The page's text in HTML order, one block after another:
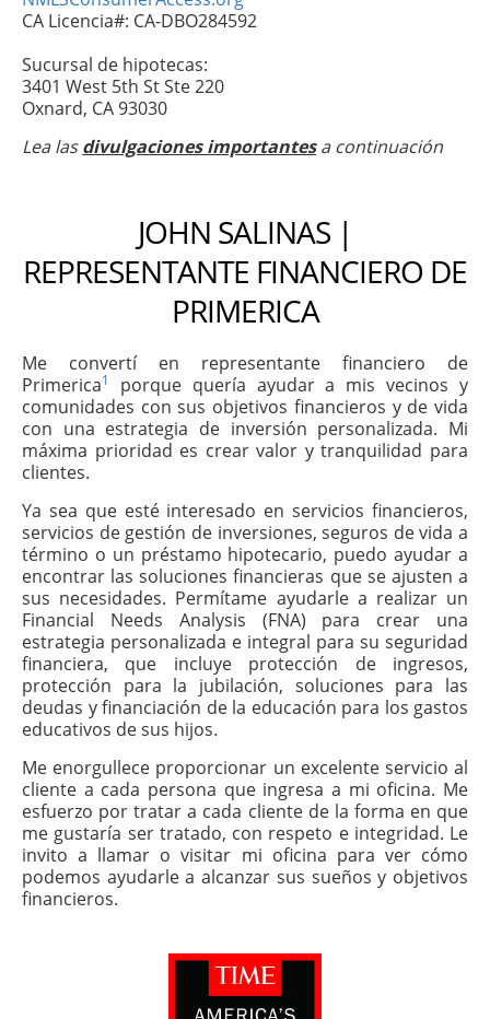
CA Licencia#: CA-DBO284592
Sucursal de hipotecas:
3401 West 5th St Ste 220
Oxnard, CA 93030
Lea lasdivulgaciones importantesa continuación
JOHN SALINAS |
REPRESENTANTE FINANCIERO DE
PRIMERICA
Me convertí en representante financiero de
Primerica1
porque quería ayudar a mis vecinos y
comunidades con sus objetivos financieros y de vida
con una estrategia de inversión personalizada. Mi
máxima prioridad es crear valor y tranquilidad para
clientes.
Ya sea que esté interesado en servicios financieros,
servicios de gestión de inversiones, seguros de vida a
término o un préstamo hipotecario, puedo ayudar a
encontrar las soluciones financieras que se ajusten a
sus necesidades. Permítame ayudarle a realizar un
Financial Needs Analysis (FNA) para crear una
estrategia personalizada e integral para su seguridad
financiera, que incluye protección de ingresos,
protección para la jubilación, soluciones para las
deudas y financiación de la educación para los gastos
educativos de sus hijos.
Me enorgullece proporcionar un excelente servicio al
cliente a cada persona que ingresa a mi oficina. Me
esfuerzo por tratar a cada cliente de la forma en que
me gustaría ser tratado, con respeto e integridad. Le
invito a llamar o visitar mi oficina para ver cómo
podemos ayudarle a alcanzar sus sueños y objetivos
financieros.